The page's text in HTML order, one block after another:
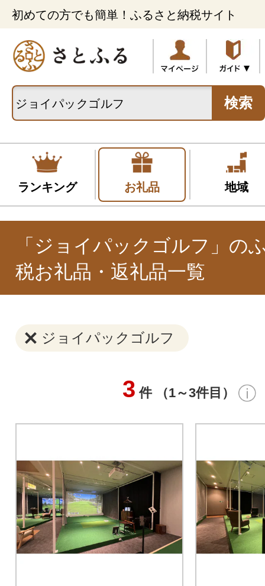
初めての方でも簡単！ふるさと納税サイト
検索
ランキング お礼品 地域
「ジョイパックゴルフ」の
税お礼品・返礼品一覧
ジョイパックゴルフ
3 件 （1～3件目）